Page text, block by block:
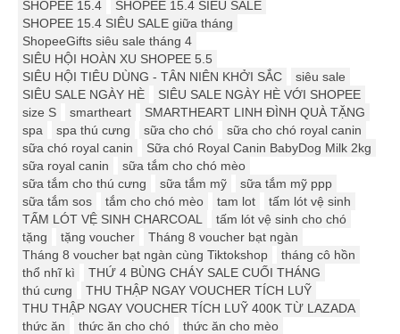
SHOPEE 15.4
SHOPEE 15.4 SIÊU SALE
SHOPEE 15.4 SIÊU SALE giữa tháng
ShopeeGifts siêu sale tháng 4
SIÊU HỘI HOÀN XU SHOPEE 5.5
SIÊU HỘI TIÊU DÙNG - TÂN NIÊN KHỞI SẮC
siêu sale
SIÊU SALE NGÀY HÈ
SIÊU SALE NGÀY HÈ VỚI SHOPEE
size S
smartheart
SMARTHEART LINH ĐÌNH QUÀ TẶNG
spa
spa thú cưng sữa cho chó
sữa cho chó royal canin
sữa chó royal canin
Sữa chó Royal Canin BabyDog Milk 2kg
sữa royal canin
sữa tắm cho chó mèo
sữa tắm cho thú cưng
sữa tắm mỹ
sữa tắm mỹ ppp
sữa tắm sos
tắm cho chó mèo tam lot
tấm lót vệ sinh
TẤM LÓT VỆ SINH CHARCOAL
tấm lót vệ sinh cho chó
tặng
tặng voucher
Tháng 8 voucher bạt ngàn
Tháng 8 voucher bạt ngàn cùng Tiktokshop
tháng cô hồn
thổ nhĩ kì
THỨ 4 BÙNG CHÁY SALE CUỐI THÁNG
thú cưng
THU THẬP NGAY VOUCHER TÍCH LUỸ
THU THẬP NGAY VOUCHER TÍCH LUỸ 400K TỪ LAZADA
thức ăn
thức ăn cho chó
thức ăn cho mèo